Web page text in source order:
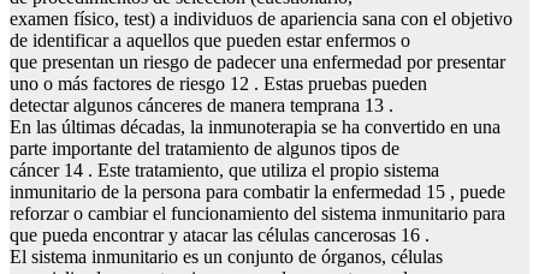
examen físico, test) a individuos de apariencia sana con el objetivo
de identificar a aquellos que pueden estar enfermos o
que presentan un riesgo de padecer una enfermedad por presentar
uno o más factores de riesgo 12 . Estas pruebas pueden
detectar algunos cánceres de manera temprana 13 .
En las últimas décadas, la inmunoterapia se ha convertido en una
parte importante del tratamiento de algunos tipos de
cáncer 14 . Este tratamiento, que utiliza el propio sistema
inmunitario de la persona para combatir la enfermedad 15 , puede
reforzar o cambiar el funcionamiento del sistema inmunitario para
que pueda encontrar y atacar las células cancerosas 16 .
El sistema inmunitario es un conjunto de órganos, células